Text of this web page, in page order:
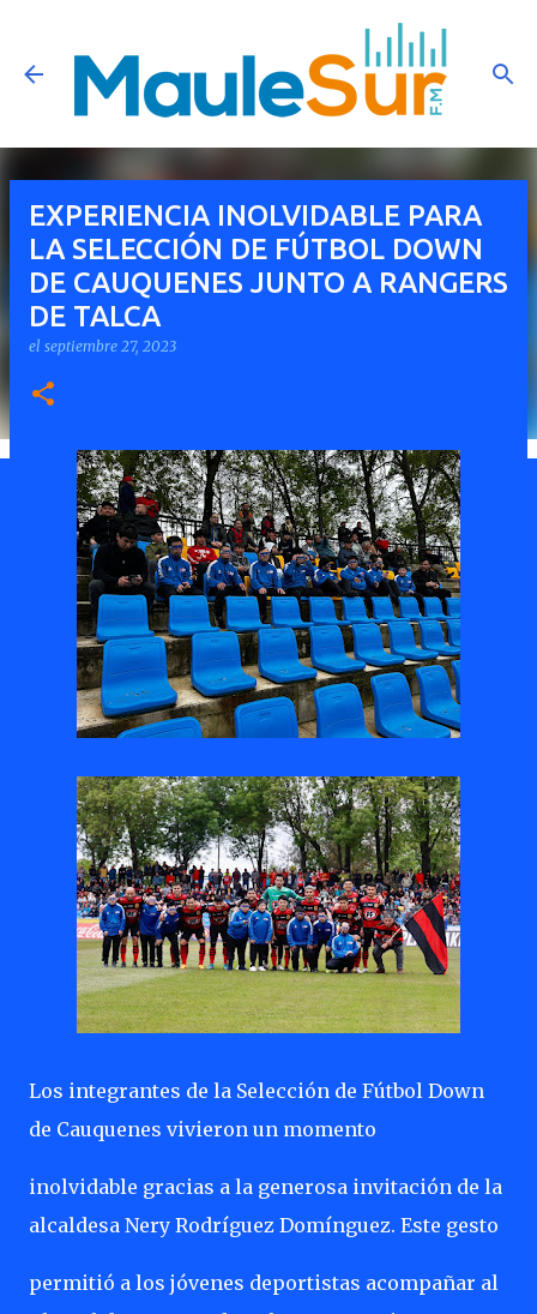
Ir al contenido principal
EXPERIENCIA INOLVIDABLE PARA
LA SELECCIÓN DE FÚTBOL DOWN
DE CAUQUENES JUNTO A RANGERS
DE TALCA
el septiembre 27, 2023
Los integrantes de la Selección de Fútbol Down
de Cauquenes vivieron un momento
inolvidable gracias a la generosa invitación de la
alcaldesa Nery Rodríguez Domínguez. Este gesto
permitió a los jóvenes deportistas acompañar al